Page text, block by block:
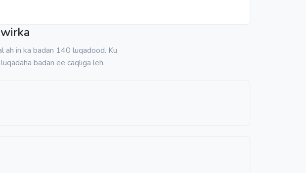
ah in ka badan 140 luqadood. Ku
badan ee caqliga leh.